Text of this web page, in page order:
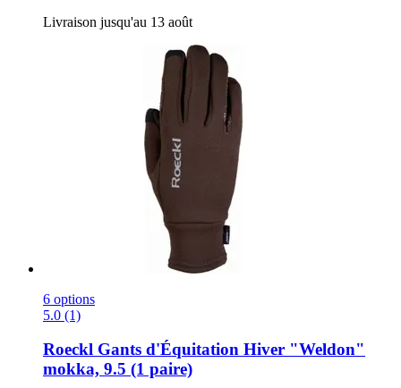
Livraison jusqu'au 13 août
6 options
5.0 (1)
Roeckl Gants d'Équitation Hiver "Weldon"
mokka, 9.5 (1 paire)